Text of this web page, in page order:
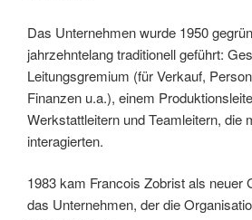
Das Unternehmen wurde 1950
jahrzehntelang traditionell geführt:
Leitungsgremium (für Verkauf,
Finanzen u.a.), einem
Werkstattleitern und Teamleitern, die
interagierten.
1983 kam Francois Zobrist als neuer
das Unternehmen, der die